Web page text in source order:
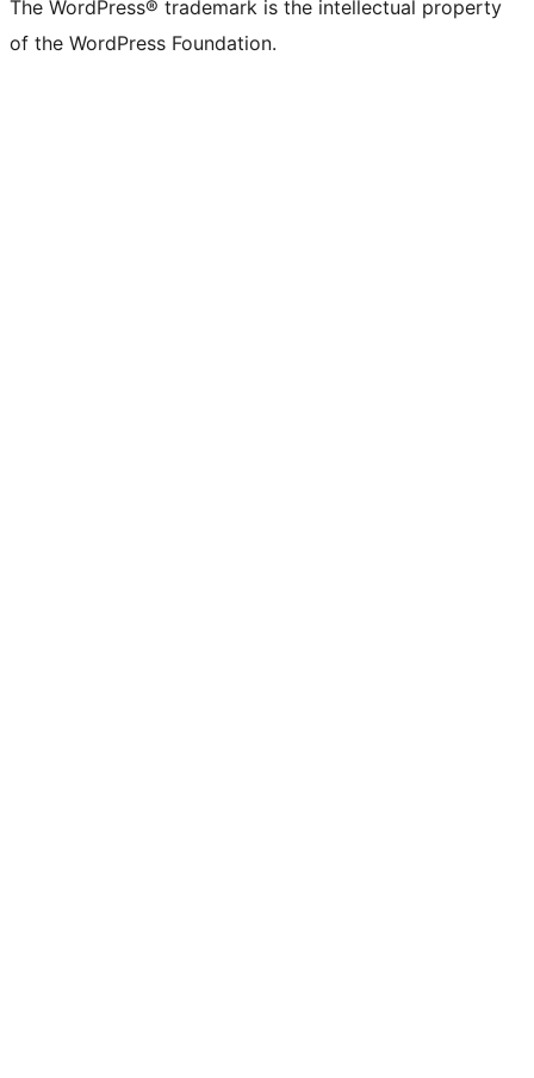
The WordPress® trademark is the intellectual property
of the WordPress Foundation.